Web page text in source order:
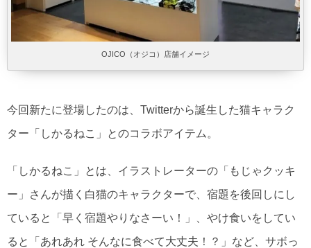
OJICO（オジコ）店舗イメージ
今回新たに登場したのは、Twitterから誕生した猫キャラク
ター「しかるねこ」とのコラボアイテム。
「しかるねこ」とは、イラストレーターの「もじゃクッキ
ー」さんが描く白猫のキャラクターで、宿題を後回しにし
ていると「早く宿題やりなさーい！」、やけ食いをしてい
ると「あれあれ そんなに食べて大丈夫！？」など、サボっ